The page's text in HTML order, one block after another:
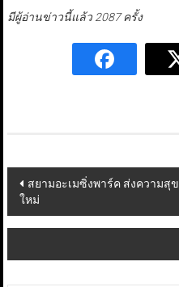
มีผู้อ่านข่าวนี้แล้ว 2087 ครั้ง
Post
navigation
สยามอะเมซิ่งพาร์ค ส่งความสุ
ใหม่